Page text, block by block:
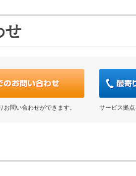
せ
問い合わせができます。 サービス拠